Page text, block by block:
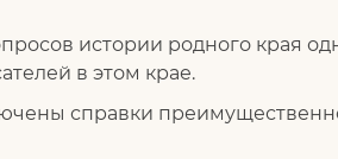
истории родного края
в этом крае.
справки